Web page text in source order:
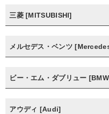
三菱 [MITSUBISHI]
メルセデス・ベンツ
ビー・エム・ダブリュー
アウディ [Audi]